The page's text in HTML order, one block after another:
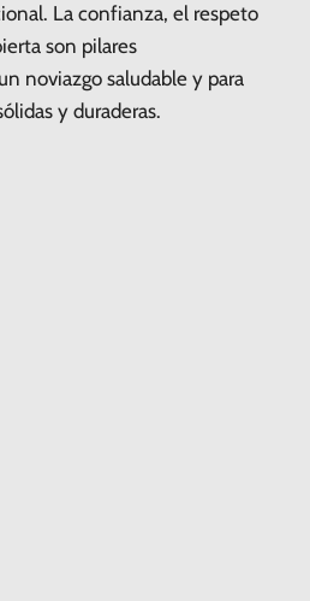
La confianza, el respeto
son pilares
noviazgo saludable y para
y duraderas.